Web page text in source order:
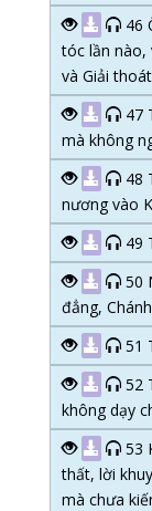
46
tóc lần nào,
và Giải thoát
47
mà không
48
nương vào
49
50
đẳng,
51
52
không dạy
53
thất, lời
mà chưa